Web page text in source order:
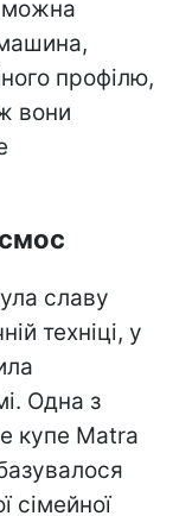
можна
профілю,
вони
славу
техніці, у
Одна з
купе Matra
сімейної